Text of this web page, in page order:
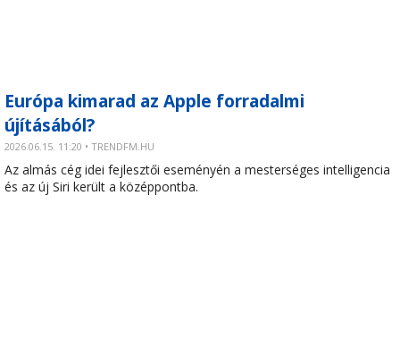
Európa kimarad az Apple forradalmi
újításából?
2026.06.15. 11:20 • TRENDFM.HU
Az almás cég idei fejlesztői eseményén a mesterséges intelligencia
és az új Siri került a középpontba.